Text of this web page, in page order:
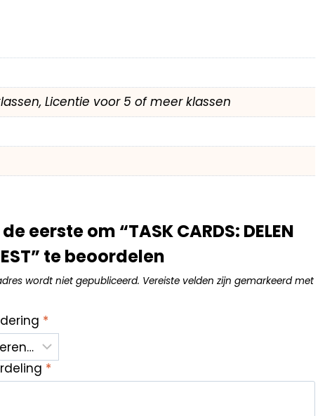
Licentie voor 5 of meer klassen
eerste om “TASK CARDS: DELEN
te beoordelen
wordt niet gepubliceerd. Vereiste velden zijn gemarkeerd met
*
*